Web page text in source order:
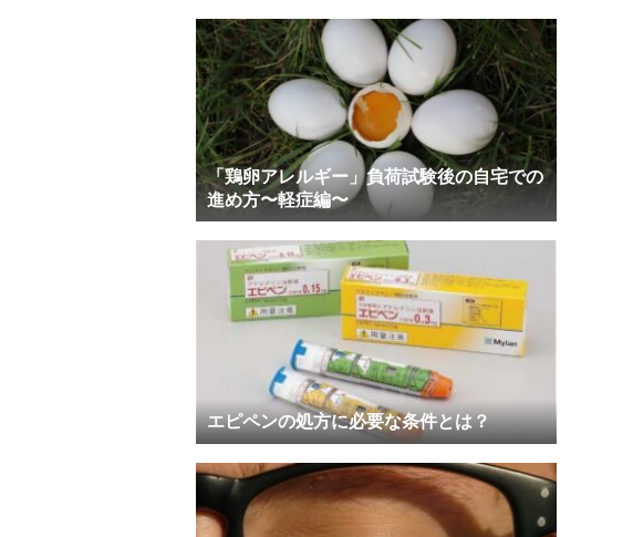
「鶏卵アレルギー」負荷試験後の自宅での
進め方〜軽症編〜
エピペンの処方に必要な条件とは？